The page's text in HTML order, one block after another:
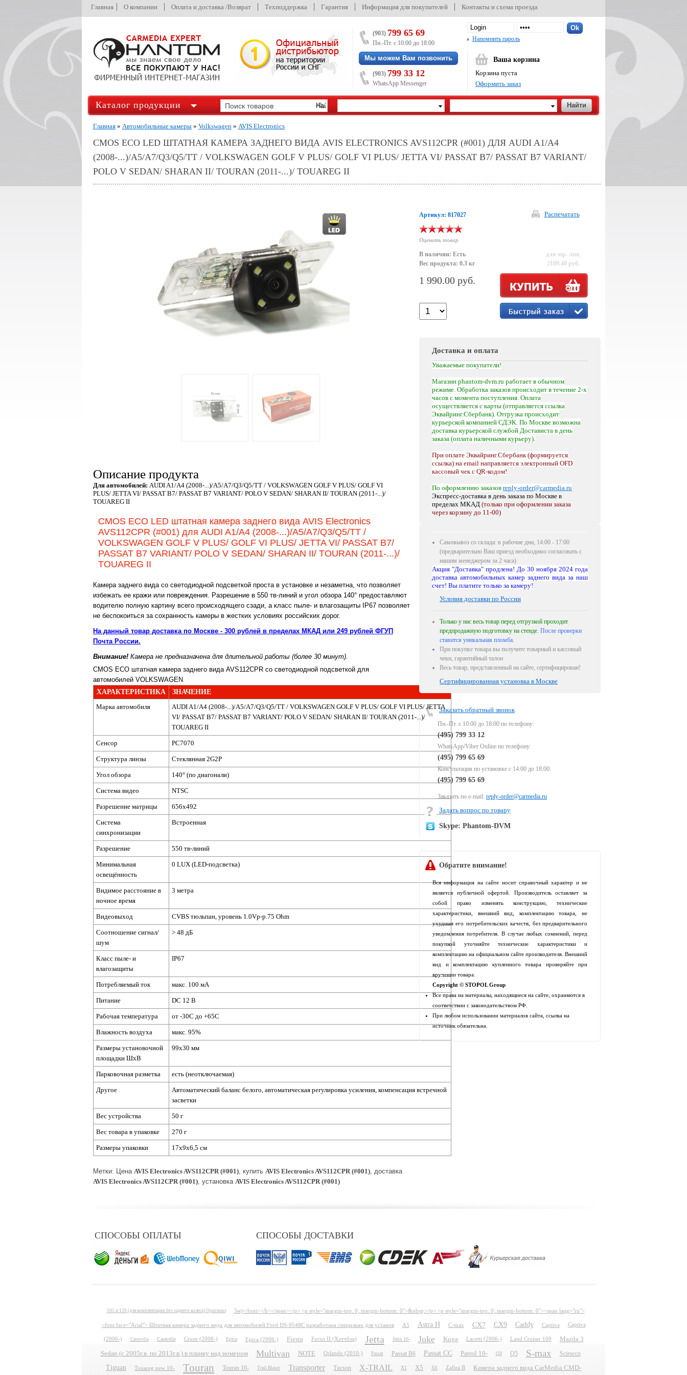
Главная О компании Оплата и доставка /Возврат Техподдержка Гарантия Информация для покупателей Контакты и схема проезда
(903) 799 65 69
Пн.-Пт. с 10:00 до 18:00
Мы можем Вам позвонить
(903) 799 33 12
WhatsApp Messenger
Напомнить пароль
Ваша корзина
Корзина пуста
Оформить заказ
Каталог продукции
Главная » Автомобильные камеры » Volkswagen » AVIS Electronics
CMOS ECO LED ШТАТНАЯ КАМЕРА ЗАДНЕГО ВИДА AVIS ELECTRONICS AVS112CPR (#001) ДЛЯ AUDI A1/A4
(2008-...)/A5/A7/Q3/Q5/TT / VOLKSWAGEN GOLF V PLUS/ GOLF VI PLUS/ JETTA VI/ PASSAT B7/ PASSAT B7 VARIANT/
POLO V SEDAN/ SHARAN II/ TOURAN (2011-...)/ TOUAREG II
Артикул: 817027 Распечатать
Оценить товар
В наличии: Есть
Вес продукта: 0.3 кг
для юр. лиц
2109.40 руб.
1 990.00 руб.
Доставка и оплата
Уважаемые покупатели!
Магазин phantom-dvm.ru работает в обычном
режиме. Обработка заказов происходит в течение 2-х
часов с момента поступления. Оплата
осуществляется с карты (отправляется ссылка
Эквайринг.Сбербанк). Отгрузка происходит
курьерской компанией СДЭК. По Москве возможна
доставка курьерской службой Достависта в день
заказа (оплата наличными курьеру).
При оплате Эквайринг.Сбербанк (формируется
ссылка) на email направляется электронный OFD
кассовый чек с QR-кодом!
По оформлению заказов reply-order@carmedia.ru
Экспресс-доставка в день заказа по Москве в
пределах МКАД (только при оформлении заказа
через корзину до 11-00)
Самовывоз со склада: в рабочие дни, 14:00 - 17:00
(предварительно Ваш приезд необходимо согласовать с
нашим менеджером за 2 часа)
Акция "Доставка" продлена! До 30 ноября 2024 года
доставка автомобильных камер заднего вида за наш
счет! Вы платите только за камеру!
Условия доставки по России
Только у нас весь товар перед отгрузкой проходит
предпродажную подготовку на стенде. После проверки
ставится уникальная пломба.
При покупке товара вы получите товарный и кассовый
чеки, гарантийный талон
Весь товар, представленный на сайте, сертифицирован!
Сертифицированная установка в Москве
Заказать обратный звонок
Пн.-Пт. с 10:00 до 18:00 по телефону:
(495) 799 33 12
WhatsApp/Viber Online по телефону:
(495) 799 65 69
Консультация по установке с 14:00 до 18:00:
(495) 799 65 69
Заказать по e-mail: reply-order@carmedia.ru
Задать вопрос по товару
Skype: Phantom-DVM
Обратите внимание!
Вся информация на сайте носит справочный характер и не
является публичной офертой. Производитель оставляет за
собой право изменять конструкцию, технические
характеристики, внешний вид, комплектацию товара, не
ухудшая его потребительских качеств, без предварительного
уведомления потребителя. В случае любых сомнений, перед
покупкой уточняйте технические характеристики и
комплектацию на официальном сайте производителя. Внешний
вид и комплектацию купленного товара проверяйте при
вручении товара.
Copyright © STOPOL Group
Все права на материалы, находящиеся на сайте, охраняются в
соответствии с законодательством РФ.
При любом использовании материалов сайта, ссылка на
источник обязательна.
Описание продукта
Для автомобилей: AUDI A1/A4 (2008-...)/A5/A7/Q3/Q5/TT / VOLKSWAGEN GOLF V PLUS/ GOLF VI
PLUS/ JETTA VI/ PASSAT B7/ PASSAT B7 VARIANT/ POLO V SEDAN/ SHARAN II/ TOURAN (2011-...)/
TOUAREG II
CMOS ECO LED штатная камера заднего вида AVIS Electronics
AVS112CPR (#001) для AUDI A1/A4 (2008-...)/A5/A7/Q3/Q5/TT /
VOLKSWAGEN GOLF V PLUS/ GOLF VI PLUS/ JETTA VI/ PASSAT B7/
PASSAT B7 VARIANT/ POLO V SEDAN/ SHARAN II/ TOURAN (2011-...)/
TOUAREG II
Камера заднего вида со светодиодной подсветкой проста в установке и незаметна, что позволяет
избежать ее кражи или повреждения. Разрешение в 550 тв-линий и угол обзора 140° предоставляют
водителю полную картину всего происходящего сзади, а класс пыле- и влагозащиты IP67 позволяет
не беспокоиться за сохранность камеры в жестких условиях российских дорог.
На данный товар доставка по Москве - 300 рублей в пределах МКАД или 249 рублей ФГУП
Почта России.
Внимание! Камера не предназначена для длительной работы (более 30 минут).
CMOS ECO штатная камера заднего вида AVS112CPR со светодиодной подсветкой для
автомобилей VOLKSWAGEN
ХАРАКТЕРИСТИКА
ЗНАЧЕНИЕ
Марка автомобиля
AUDI A1/A4 (2008-...)/A5/A7/Q3/Q5/TT / VOLKSWAGEN GOLF V PLUS/ GOLF VI PLUS/ JETTA
VI/ PASSAT B7/ PASSAT B7 VARIANT/ POLO V SEDAN/ SHARAN II/ TOURAN (2011-...)/
TOUAREG II
Сенсор PC7070
Структура линзы Стеклянная 2G2P
Угол обзора 140° (по диагонали)
Система видео NTSC
Разрешение матрицы 656x492
Система
синхронизации
Встроенная
Разрешение 550 тв-линий
Минимальная
освещённость
0 LUX (LED-подсветка)
Видимое расстояние в
ночное время
3 метра
Видеовыход CVBS тюльпан, уровень 1.0Vp-p.75 Ohm
Соотношение сигнал/
шум
> 48 дБ
Класс пыле- и
влагозащиты
IP67
Потребляемый ток макс. 100 мА
Питание DC 12 В
Рабочая температура от -30C до +65C
Влажность воздуха макс. 95%
Размеры установочной
площадки ШхВ
99х30 мм
Парковочная разметка есть (неотключаемая)
Другое
Автоматический баланс белого, автоматическая регулировка усиления, компенсация встречной
засветки
Вес устройства 50 г
Вес товара в упаковке 270 г
Размеры упаковки 17х9х6,5 см
Метки: Цена AVIS Electronics AVS112CPR (#001), купить AVIS Electronics AVS112CPR (#001), доставка
AVIS Electronics AVS112CPR (#001), установка AVIS Electronics AVS112CPR (#001)
СПОСОБЫ ОПЛАТЫ СПОСОБЫ ДОСТАВКИ
105 и 120 (для комплектации без заднего колеса) Оригинал 5м)</font></b></span></p> <p style="margin-top: 0; margin-bottom: 0">&nbsp;</p> <p style="margin-top: 0; margin-bottom: 0"><span lang="ru">
<font face="Arial"> Штатная камера заднего вида для автомобилей Ford DS-9548C разработана специльно для установ A5 Astra H C-max CX7 CX9 Caddy Captiva Captiva
(2006-) Caravella Caravelle Cruze (2008-) Epica Epica (2006-) Fiesta Focus II (Хэтчбэк) Jetta Jetta 10- Juke Kuga Lacetti (2006-) Land Cruiser 100
Mazda 3
Sedan (с 2005г.в. по 2013г.в.) в планку над номером
Multivan NOTE Orlando (2010-) Passat Passat B6 Passat CC Patrol 10- Q3 Q5 S-max Scirocco
Tiguan Touareg new 10- Touran Touran 10- Trail Blaser Transporter Tucson X-TRAIL X1 X5 X6 Zafira B Камера заднего вида CarMedia CMD-